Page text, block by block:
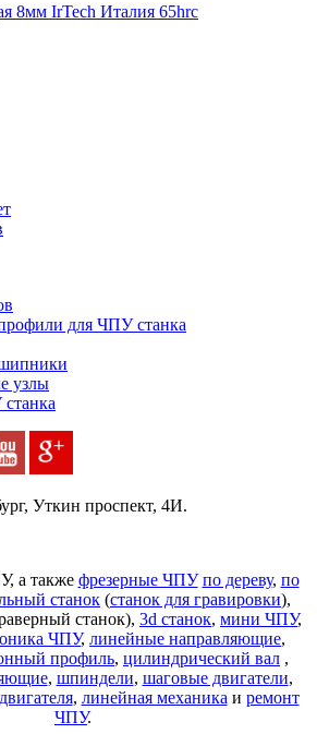
8мм IrTech Италия 65hrc
для ЧПУ станка
узлы
Уткин проспект, 4И.
а также фрезерные ЧПУ по дереву, по
станок (станок для гравировки),
станок), 3d станок, мини ЧПУ,
ЧПУ, линейные направляющие,
профиль, цилиндрический вал ,
, шпиндели, шаговые двигатели,
, линейная механика и ремонт
ЧПУ.